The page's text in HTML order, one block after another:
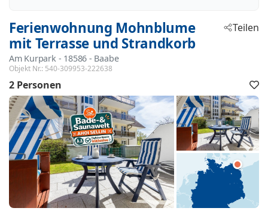
Ferienwohnung Mohnblume
mit Terrasse und Strandkorb
Am Kurpark - 18586 - Baabe
Objekt Nr.: 540-309953-222638
Teilen
2 Personen